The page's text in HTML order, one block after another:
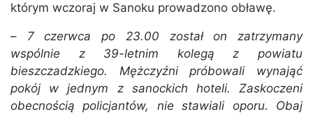
którym wczoraj w Sanoku prowadzono obławę.
– 7 czerwca po 23.00 został on zatrzymany
wspólnie z 39-letnim kolegą z powiatu
bieszczadzkiego. Mężczyźni próbowali wynająć
pokój w jednym z sanockich hoteli. Zaskoczeni
obecnością policjantów, nie stawiali oporu. Obaj